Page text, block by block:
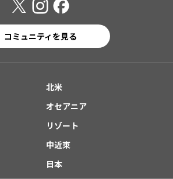
コミュニティを見る
北米
オセアニア
リゾート
中近東
日本